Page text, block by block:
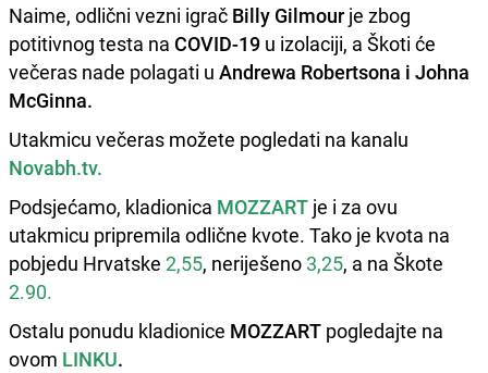
Naime, odlični vezni igrač Billy Gilmour je zbog
potitivnog testa na COVID-19 u izolaciji, a Škoti će
večeras nade polagati u Andrewa Robertsona i Johna
McGinna.
Utakmicu večeras možete pogledati na kanalu
Novabh.tv.
Podsjećamo, kladionica MOZZART je i za ovu
utakmicu pripremila odlične kvote. Tako je kvota na
pobjedu Hrvatske 2,55, neriješeno 3,25, a na Škote
2.90.
Ostalu ponudu kladionice MOZZART pogledajte na
ovom LINKU.